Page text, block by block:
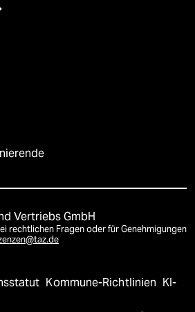
Vertriebs GmbH
rechtlichen Fragen oder für Genehmigungen
Kommune-Richtlinien KI-